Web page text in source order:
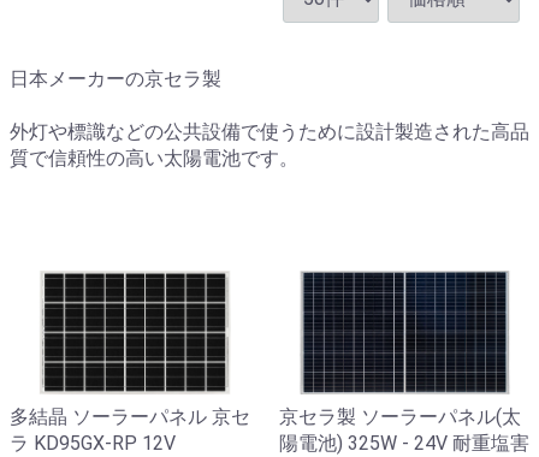
日本メーカーの京セラ製
外灯や標識などの公共設備で使うために設計製造された高品
質で信頼性の高い太陽電池です。
多結晶 ソーラーパネル 京セ
ラ KD95GX-RP 12V
京セラ製 ソーラーパネル(太
陽電池) 325W - 24V 耐重塩害